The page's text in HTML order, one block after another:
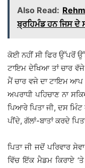
Also Read:
ਬ੍ਰਹਿਮੰਡ ਹਨ ਜਿਸ ਦੇ
ਕੋਈ ਨਹੀਂ ਸੀ ਫਿਰ ਉੱਪਰੋਂ
ਟਾਇਮ ਦੇਖਿਆ ਤਾਂ ਚਾਰ ਵੱਜੇ
ਮੈਂ ਚਾਰ ਵਜੇ ਦਾ ਟਾਇਮ ਆਪ
ਅਪਰਾਧੀ ਪਹਿਚਾਣ ਨਾ
ਪਿਆਰੇ ਪਿਤਾ ਜੀ, ਦਸ
ਪੀਂਦੇ, ਗੱਲਾਂ-ਬਾਤਾਂ ਕਰਦੇ
ਪਿਤਾ ਜੀ ਜਦੋਂ ਪਰਿਵਾਰ
ਵਿੱਚ ਇੱਕ ਮੈਡਮ ਕਿਰਾਏ